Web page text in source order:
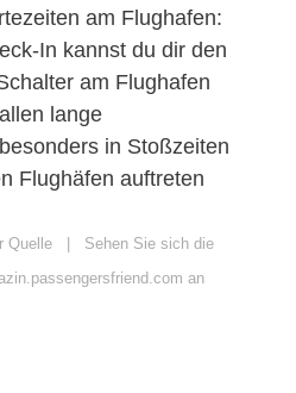
am Flughafen:
In kannst du dir den
am Flughafen
lange
in Stoßzeiten
Flughäfen auftreten
Quelle
Sehen Sie sich die
an